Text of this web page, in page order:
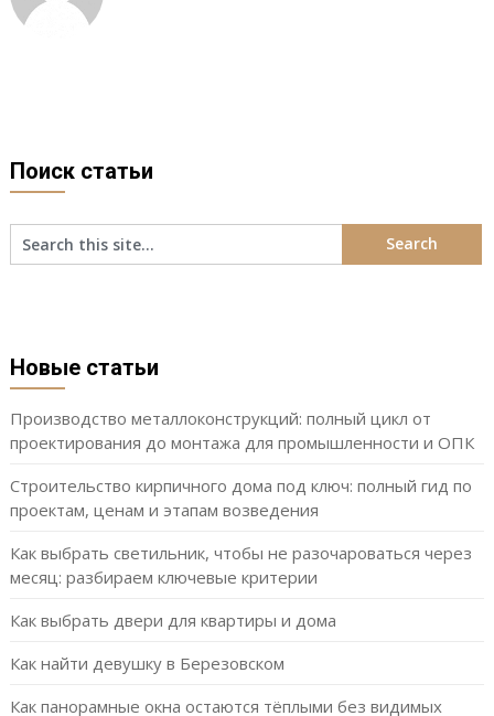
Поиск статьи
Новые статьи
Производство металлоконструкций: полный цикл от
проектирования до монтажа для промышленности и ОПК
Строительство кирпичного дома под ключ: полный гид по
проектам, ценам и этапам возведения
Как выбрать светильник, чтобы не разочароваться через
месяц: разбираем ключевые критерии
Как выбрать двери для квартиры и дома
Как найти девушку в Березовском
Как панорамные окна остаются тёплыми без видимых